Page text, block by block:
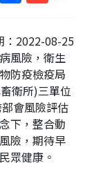
短
網
址
頁
：2022-08-25
風險，衛生
防疫檢疫局
衛所)三單位
會風險評估
下，整合動
險，期待早
眾健康。